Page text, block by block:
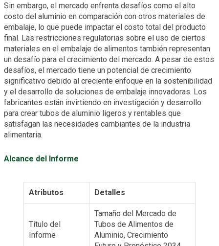
Sin embargo, el mercado enfrenta desafíos como el alto
costo del aluminio en comparación con otros materiales de
embalaje, lo que puede impactar el costo total del producto
final. Las restricciones regulatorias sobre el uso de ciertos
materiales en el embalaje de alimentos también representan
un desafío para el crecimiento del mercado. A pesar de estos
desafíos, el mercado tiene un potencial de crecimiento
significativo debido al creciente enfoque en la sostenibilidad
y el desarrollo de soluciones de embalaje innovadoras. Los
fabricantes están invirtiendo en investigación y desarrollo
para crear tubos de aluminio ligeros y rentables que
satisfagan las necesidades cambiantes de la industria
alimentaria.
Alcance del Informe
Atributos Detalles
Título del
Informe
Tamaño del Mercado de
Tubos de Alimentos de
Aluminio, Crecimiento